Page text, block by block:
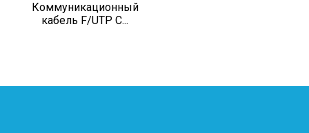
Коммуникационный
кабель F/UTP C...